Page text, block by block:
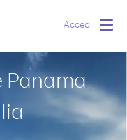
Accedi
Panama